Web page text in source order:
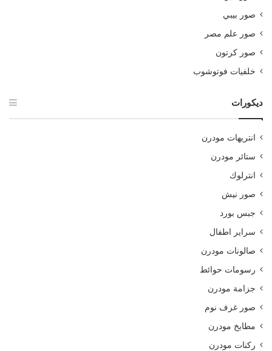
صور بيبي
صور علم مصر
صور كرتون
خلفيات فوتوشوب
ديكورات
انتريهات مودرن
ستائر مودرن
انترلوك
صور نيش
جبس بورد
سراير اطفال
صالونات مودرن
رسومات حوائط
جزامة مودرن
صور غرف نوم
مطابخ مودرن
ركنات مودرن